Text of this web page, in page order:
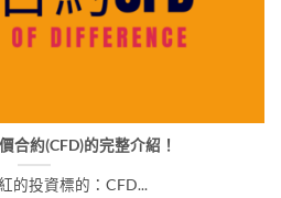
合約(CFD)的完整介紹！
的投資標的：CFD...